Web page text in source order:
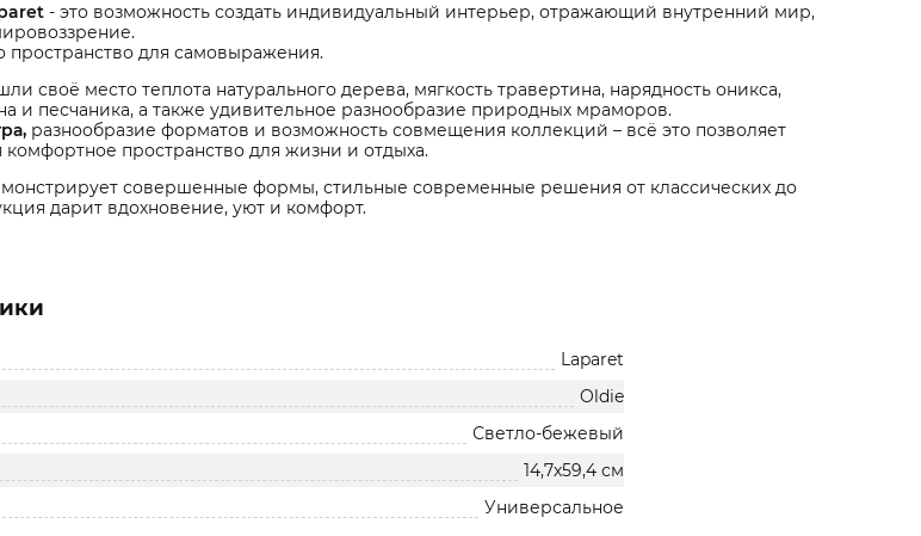
- это возможность создать индивидуальный интерьер, отражающий внутренний мир,
пространство для самовыражения.
своё место теплота натурального дерева, мягкость травертина, нарядность оникса,
и песчаника, а также удивительное разнообразие природных мраморов.
разнообразие форматов и возможность совмещения коллекций – всё это позволяет
комфортное пространство для жизни и отдыха.
совершенные формы, стильные современные решения от классических до
дарит вдохновение, уют и комфорт.
Laparet
Oldie
Светло-бежевый
14,7х59,4 см
Универсальное